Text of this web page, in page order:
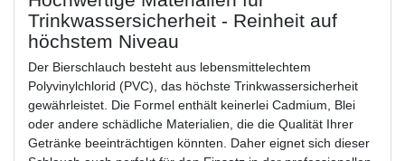
Trinkwassersicherheit - Reinheit auf
höchstem Niveau
Der Bierschlauch besteht aus lebensmittelechtem
Polyvinylchlorid (PVC), das höchste Trinkwassersicherheit
gewährleistet. Die Formel enthält keinerlei Cadmium, Blei
oder andere schädliche Materialien, die die Qualität Ihrer
Getränke beeinträchtigen könnten. Daher eignet sich dieser